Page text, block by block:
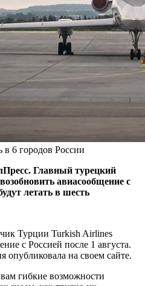
в 6 городов России
Главный турецкий
авиасообщение с
летать в шесть
Турции Turkish Airlines
с Россией после 1 августа.
на своем сайте.
гибкие возможности